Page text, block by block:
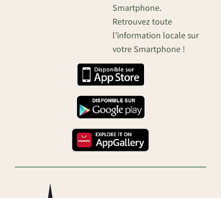
Smartphone.
Retrouvez toute
l’information locale sur
votre Smartphone !